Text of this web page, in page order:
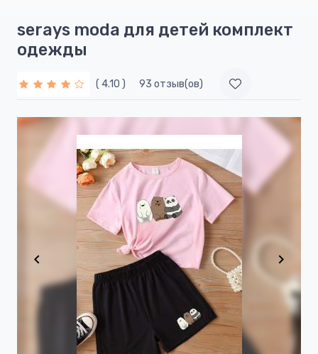
serays moda для детей комплект
одежды
( 4.10 ) 93 отзыв(ов)